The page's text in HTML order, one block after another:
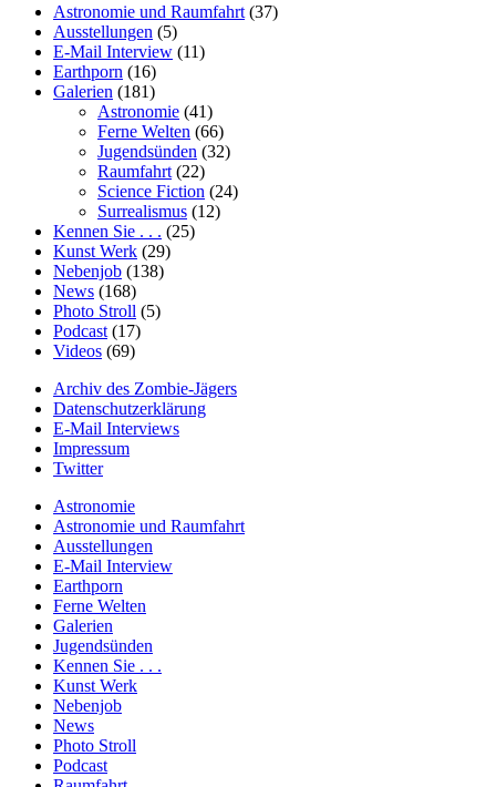
Astronomie und Raumfahrt (37)
Ausstellungen (5)
E-Mail Interview (11)
Earthporn (16)
Galerien (181)
Astronomie (41)
Ferne Welten (66)
Jugendsünden (32)
Raumfahrt (22)
Science Fiction (24)
Surrealismus (12)
Kennen Sie . . . (25)
Kunst Werk (29)
Nebenjob (138)
News (168)
Photo Stroll (5)
Podcast (17)
Videos (69)
Archiv des Zombie-Jägers
Datenschutzerklärung
E-Mail Interviews
Impressum
Twitter
Astronomie
Astronomie und Raumfahrt
Ausstellungen
E-Mail Interview
Earthporn
Ferne Welten
Galerien
Jugendsünden
Kennen Sie . . .
Kunst Werk
Nebenjob
News
Photo Stroll
Podcast